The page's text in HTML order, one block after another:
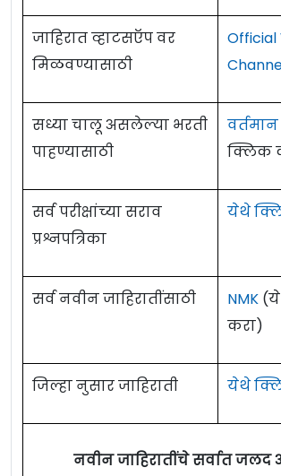
जाहिरात व्हाटसऍप वर
मिळवण्यासाठी
Official
सध्या चालू असलेल्या भरती
पाहण्यासाठी
क्लिक
सर्व परीक्षांच्या सराव
प्रश्नपत्रिका
येथे
सर्व नवीन जाहिरातींसाठी NMK
करा)
जिल्हा नुसार जाहिराती येथे
नवीन जाहिरातींचे सर्वात